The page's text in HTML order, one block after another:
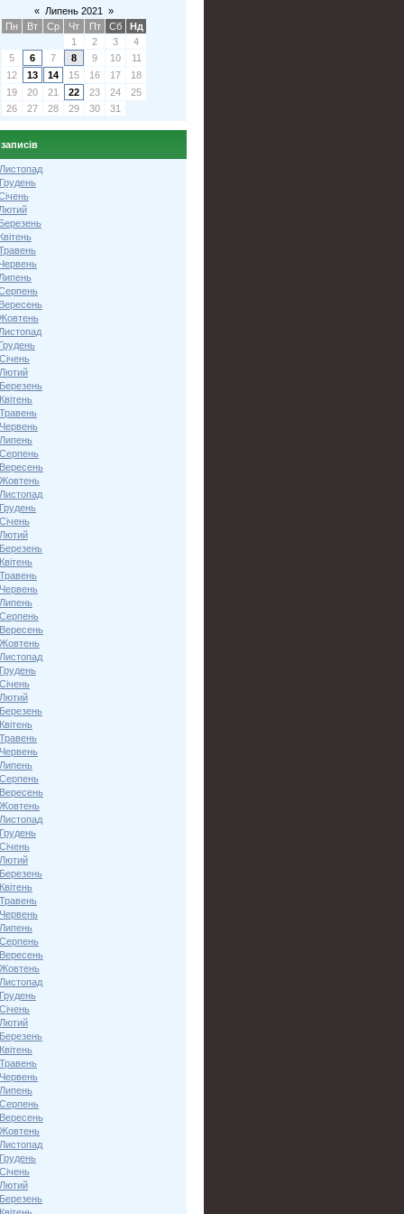
« Липень 2021
»
Пн
Вт Ср Чт Пт Сб
Нд
1
2 3
4
5
6 7 8 9 10
11
12
13 14 15 16 17
18
19
20 21 22 23 24
25
26
27 28 29 30 31